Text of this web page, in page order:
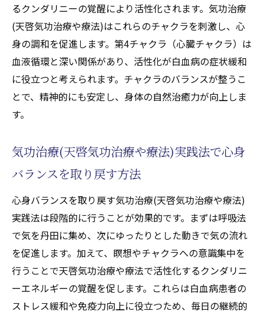
るクンダリニーの覚醒により活性化されます。気功治療
(天啓気功治療や療法)はこれらのチャクラを刺激し、心
身の調和を促進します。第4チャクラ（心臓チャクラ）は
血液循環と深い関係があり、活性化が白血病の症状緩和
に役立つと考えられます。チャクラのバランスが整うこ
とで、精神的にも安定し、身体の自然治癒力が向上しま
す。
気功治療(天啓気功治療や療法)実践法で心身
バランスを取り戻す方法
心身バランスを取り戻す気功治療(天啓気功治療や療法)
実践法は段階的に行うことが効果的です。まずは呼吸法
で気を丹田に集め、次にゆったりとした動きで気の流れ
を促進します。加えて、瞑想やチャクラへの意識集中を
行うことで天啓気功治療や療法で活性化するクンダリニ
ーエネルギーの覚醒を促します。これらは白血病患者の
ストレス緩和や免疫力向上に役立つため、毎日の継続的